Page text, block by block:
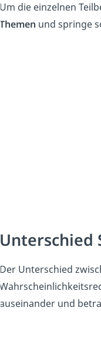
Um die einzelnen
Themen und springe
Unterschied
Der Unterschied
auseinander und